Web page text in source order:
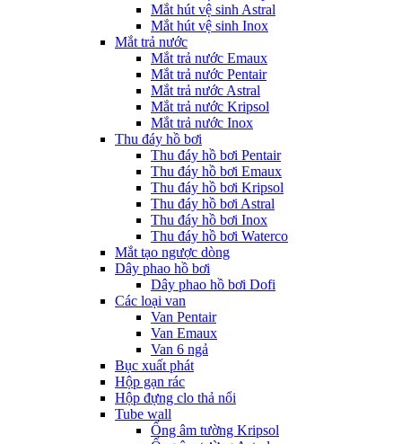
Mắt hút vệ sinh Astral
Mắt hút vệ sinh Inox
Mắt trả nước
Mắt trả nước Emaux
Mắt trả nước Pentair
Mắt trả nước Astral
Mắt trả nước Kripsol
Mắt trả nước Inox
Thu đáy hồ bơi
Thu đáy hồ bơi Pentair
Thu đáy hồ bơi Emaux
Thu đáy hồ bơi Kripsol
Thu đáy hồ bơi Astral
Thu đáy hồ bơi Inox
Thu đáy hồ bơi Waterco
Mắt tạo ngược dòng
Dây phao hồ bơi
Dây phao hồ bơi Dofi
Các loại van
Van Pentair
Van Emaux
Van 6 ngả
Bục xuất phát
Hộp gạn rác
Hộp đựng clo thả nổi
Tube wall
Ống âm tường Kripsol